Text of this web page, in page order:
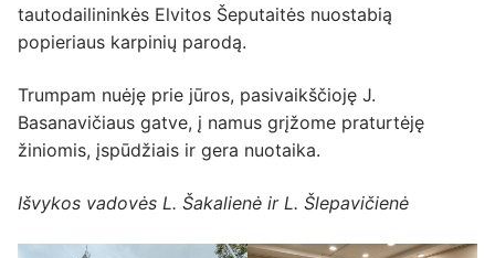
tautodailininkės Elvitos Šeputaitės nuostabią
popieriaus karpinių parodą.
Trumpam nuėję prie jūros, pasivaikščioję J.
Basanavičiaus gatve, į namus grįžome praturtėję
žiniomis, įspūdžiais ir gera nuotaika.
Išvykos vadovės L. Šakalienė ir L. Šlepavičienė